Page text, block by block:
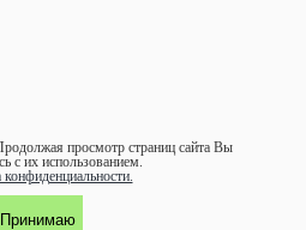
просмотр страниц сайта Вы
с их использованием.
Принимаю